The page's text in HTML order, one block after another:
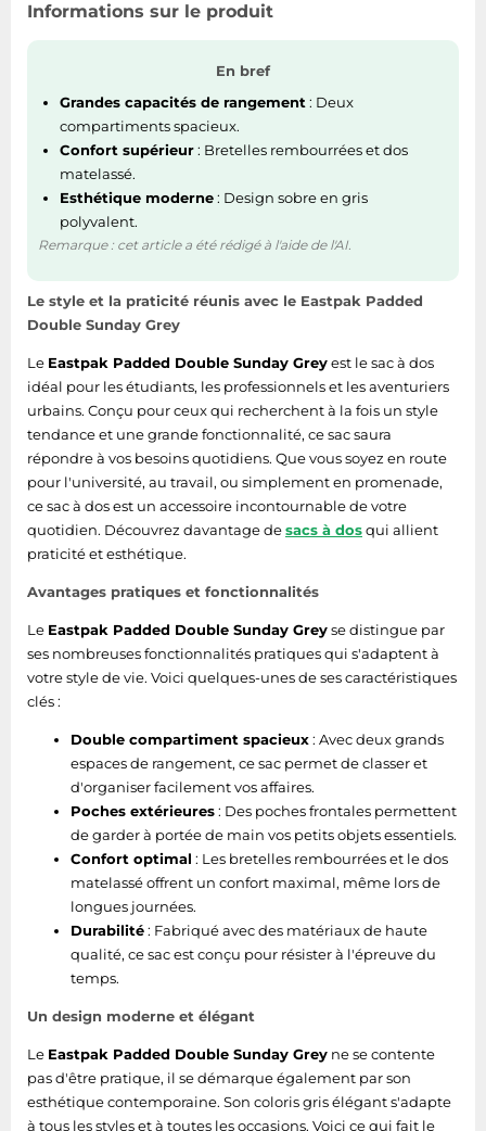
Informations sur le produit
En bref
Grandes capacités de rangement: Deux
compartiments spacieux.
Confort supérieur: Bretelles rembourrées et dos
matelassé.
Esthétique moderne: Design sobre en gris
polyvalent.
Remarque : cet article a été rédigé à l'aide de l'AI.
Le style et la praticité réunis avec le Eastpak Padded
Double Sunday Grey
Le Eastpak Padded Double Sunday Greyest le sac à dos
idéal pour les étudiants, les professionnels et les aventuriers
urbains. Conçu pour ceux qui recherchent à la fois un style
tendance et une grande fonctionnalité, ce sac saura
répondre à vos besoins quotidiens. Que vous soyez en route
pour l'université, au travail, ou simplement en promenade,
ce sac à dos est un accessoire incontournable de votre
quotidien. Découvrez davantage desacs à dosqui allient
praticité et esthétique.
Avantages pratiques et fonctionnalités
Le Eastpak Padded Double Sunday Greyse distingue par
ses nombreuses fonctionnalités pratiques qui s'adaptent à
votre style de vie. Voici quelques-unes de ses caractéristiques
clés :
Double compartiment spacieux: Avec deux grands
espaces de rangement, ce sac permet de classer et
d'organiser facilement vos affaires.
Poches extérieures: Des poches frontales permettent
de garder à portée de main vos petits objets essentiels.
Confort optimal : Les bretelles rembourrées et le dos
matelassé offrent un confort maximal, même lors de
longues journées.
Durabilité: Fabriqué avec des matériaux de haute
qualité, ce sac est conçu pour résister à l'épreuve du
temps.
Un design moderne et élégant
Le Eastpak Padded Double Sunday Grey ne se contente
pas d'être pratique, il se démarque également par son
esthétique contemporaine. Son coloris gris élégant s'adapte
à tous les styles et à toutes les occasions. Voici ce qui fait le